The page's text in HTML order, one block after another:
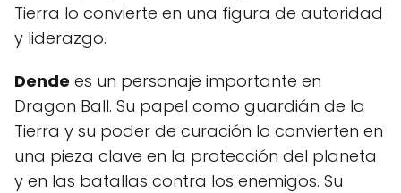
Tierra lo convierte en una figura de autoridad
y liderazgo.
Dende es un personaje importante en
Dragon Ball. Su papel como guardián de la
Tierra y su poder de curación lo convierten en
una pieza clave en la protección del planeta
y en las batallas contra los enemigos. Su